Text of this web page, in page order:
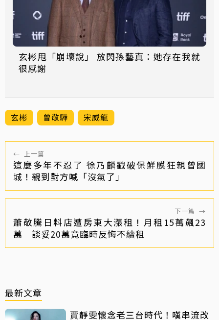
玄彬甩「崩壞說」 放閃孫藝真：她存在我就
很感謝
玄彬 曾敬驊 宋威龍
← 上一篇
這麼多年不忍了 徐乃麟戳破保鮮膜狂親曾國
城！親到對方喊「沒氣了」
下一篇 →
蕭敬騰日料店遭房東大漲租！月租15萬飆23
萬 談妥20萬竟臨時反悔不續租
最新文章
賈靜雯懷念老三台時代！嘆串流改